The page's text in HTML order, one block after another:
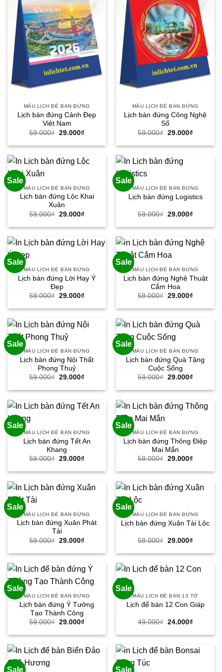
MẪU LỊCH ĐỂ BÀN ĐỨNG
Lịch bàn đứng Cảnh Đẹp
Việt Nam
59.000₫ Giá
là:
29.000₫Giá
tại
29.000₫.
MẪU LỊCH ĐỂ BÀN ĐỨNG
Lịch bàn đứng Công Nghệ
Số
59.000₫ Giá
là:
29.000₫Giá
tại
Sale
MẪU LỊCH ĐỂ BÀN ĐỨNG
Lịch bàn đứng Lộc Khai
Xuân
59.000₫ Giá
là:
29.000₫Giá
tại
29.000₫.
Sale
MẪU LỊCH ĐỂ BÀN ĐỨNG
Lịch bàn đứng Logistics
59.000₫ Giá
là:
29.000₫Giá
tại
29.000₫.
Sale
MẪU LỊCH ĐỂ BÀN ĐỨNG
Lịch bàn đứng Lời Hay Ý
Đẹp
59.000₫ Giá
là:
29.000₫Giá
tại
29.000₫.
Sale
MẪU LỊCH ĐỂ BÀN ĐỨNG
Lịch bàn đứng Nghệ Thuật
Cắm Hoa
59.000₫ Giá
là:
29.000₫Giá
tại
29.000₫.
Sale
MẪU LỊCH ĐỂ BÀN ĐỨNG
Lịch bàn đứng Nội Thất
Phong Thuỷ
59.000₫ Giá
là:
29.000₫Giá
tại
29.000₫.
Sale
MẪU LỊCH ĐỂ BÀN ĐỨNG
Lịch bàn đứng Quà Tặng
Cuộc Sống
59.000₫ Giá
là:
29.000₫Giá
tại
29.000₫.
Sale
MẪU LỊCH ĐỂ BÀN ĐỨNG
Lịch bàn đứng Tết An
Khang
59.000₫ Giá
là:
29.000₫Giá
tại
29.000₫.
Sale
MẪU LỊCH ĐỂ BÀN ĐỨNG
Lịch bàn đứng Thông Điệp
Mai Mắn
59.000₫ Giá
là:
29.000₫Giá
tại
29.000₫.
Sale
MẪU LỊCH ĐỂ BÀN ĐỨNG
Lịch bàn đứng Xuân Phát
Tài
59.000₫ Giá
là:
29.000₫Giá
tại
29.000₫.
Sale
MẪU LỊCH ĐỂ BÀN ĐỨNG
Lịch bàn đứng Xuân Tài Lộc
59.000₫ Giá
là:
29.000₫Giá
tại
29.000₫.
Sale
MẪU LỊCH ĐỂ BÀN ĐỨNG
Lịch bàn đứng Ý Tưởng
Tạo Thành Công
59.000₫ Giá
là:
29.000₫Giá
tại
29.000₫.
Sale
MẪU LỊCH ĐỂ BÀN 13 TỜ
Lịch để bàn 12 Con Giáp
49.000₫ Giá
là:
24.000₫Giá
tại
24.000₫.
Sale Sale